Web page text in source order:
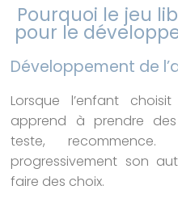
Pourquoi le jeu
pour le
Développement de
Lorsque l’enfant
apprend à prendre des
teste,
progressivement son
faire des choix.